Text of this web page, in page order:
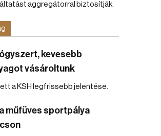
aggregátorral biztosítják.
kevesebb
vásároltunk
a KSH legfrissebb jelentése.
műfüves sportpálya